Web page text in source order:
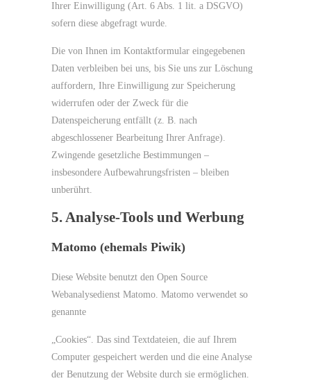
Ihrer Einwilligung (Art. 6 Abs. 1 lit. a DSGVO)
sofern diese abgefragt wurde.
Die von Ihnen im Kontaktformular eingegebenen
Daten verbleiben bei uns, bis Sie uns zur Löschung
auffordern, Ihre Einwilligung zur Speicherung
widerrufen oder der Zweck für die
Datenspeicherung entfällt (z. B. nach
abgeschlossener Bearbeitung Ihrer Anfrage).
Zwingende gesetzliche Bestimmungen –
insbesondere Aufbewahrungsfristen – bleiben
unberührt.
5. Analyse-Tools und Werbung
Matomo (ehemals Piwik)
Diese Website benutzt den Open Source
Webanalysedienst Matomo. Matomo verwendet so
genannte
„Cookies“. Das sind Textdateien, die auf Ihrem
Computer gespeichert werden und die eine Analyse
der Benutzung der Website durch sie ermöglichen.